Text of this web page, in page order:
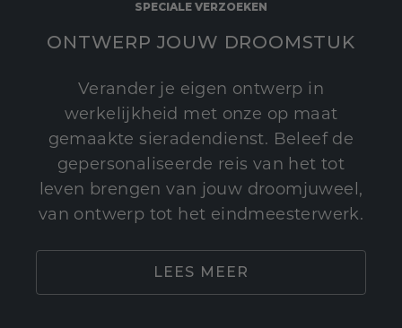
SPECIALE VERZOEKEN
ONTWERP JOUW DROOMSTUK
Verander je eigen ontwerp in
werkelijkheid met onze op maat
gemaakte sieradendienst. Beleef de
gepersonaliseerde reis van het tot
leven brengen van jouw droomjuweel,
van ontwerp tot het eindmeesterwerk.
LEES MEER